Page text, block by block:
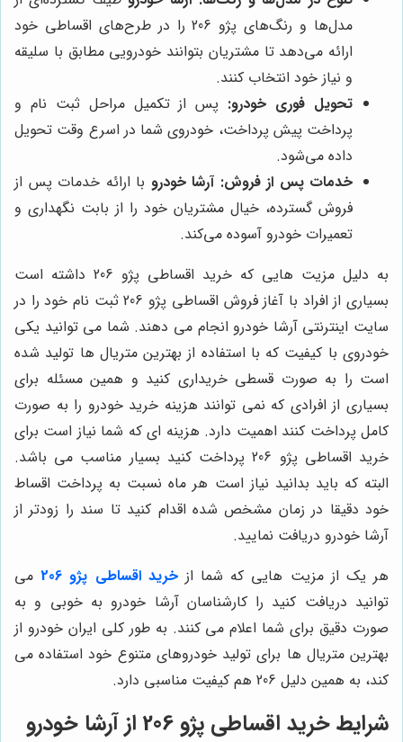
مدل‌ها و رنگ‌های پژو 206 را در طرح‌های اقساطی خود
ارائه می‌دهد تا مشتریان بتوانند خودرویی مطابق با سلیقه
و نیاز خود انتخاب کنند.
تحویل فوری خودرو: پس از تکمیل مراحل ثبت نام و
پرداخت پیش پرداخت، خودروی شما در اسرع وقت تحویل
داده می‌شود.
خدمات پس از فروش: آرشا خودرو با ارائه خدمات پس از
فروش گسترده، خیال مشتریان خود را از بابت نگهداری و
تعمیرات خودرو آسوده می‌کند.
به دلیل مزیت هایی که خرید اقساطی پژو 206 داشته است
بسیاری از افراد با آغاز فروش اقساطی پژو 206 ثبت نام خود را در
سایت اینترنتی آرشا خودرو انجام می دهند. شما می توانید یکی
خودروی با کیفیت که با استفاده از بهترین متریال ها تولید شده
است را به صورت قسطی خریداری کنید و همین مسئله برای
بسیاری از افرادی که نمی توانند هزینه خرید خودرو را به صورت
کامل پرداخت کنند اهمیت دارد. هزینه ای که شما نیاز است برای
خرید اقساطی پژو 206 پرداخت کنید بسیار مناسب می باشد.
البته که باید بدانید نیاز است هر ماه نسبت به پرداخت اقساط
خود دقیقا در زمان مشخص شده اقدام کنید تا سند را زودتر از
آرشا خودرو دریافت نمایید.
هر یک از مزیت هایی که شما ازخرید اقساطی پژو 206
می
توانید دریافت کنید را کارشناسان آرشا خودرو به خوبی و به
صورت دقیق برای شما اعلام می کنند. به طور کلی ایران خودرو از
بهترین متریال ها برای تولید خودروهای متنوع خود استفاده می
کند، به همین دلیل 206 هم کیفیت مناسبی دارد.
شرایط خرید اقساطی پژو 206 از آرشا خودرو